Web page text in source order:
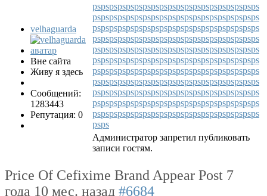
velhaguarda
Вне сайта
Живу я здесь
Сообщений:
1283443
Репутация: 0
pspspspspspspspspspspspspspspspspspspsps
pspspspspspspspspspspspspspspspspspspsps
pspspspspspspspspspspspspspspspspspspsps
pspspspspspspspspspspspspspspspspspspsps
pspspspspspspspspspspspspspspspspspspsps
pspspspspspspspspspspspspspspspspspspsps
pspspspspspspspspspspspspspspspspspspsps
pspspspspspspspspspspspspspspspspspspsps
pspspspspspspspspspspspspspspspspspspsps
pspspspspspspspspspspspspspspspspspspsps
pspspspspspspspspspspspspspspspspspspsps
psps
Администратор запретил публиковать
записи гостям.
Price Of Cefixime Brand Appear Post 7
года 10 мес. назад #6684